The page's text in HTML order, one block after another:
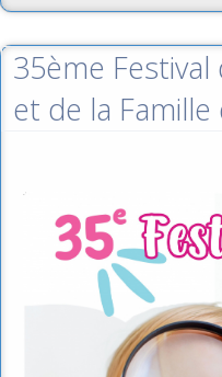
35ème
et de la